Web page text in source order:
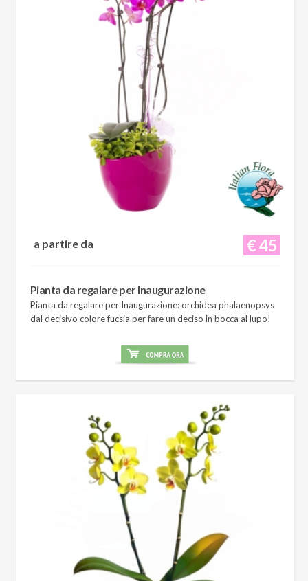
€ 45
a partire da
Pianta da regalare per Inaugurazione
Pianta da regalare per Inaugurazione: orchidea phalaenopsys
dal decisivo colore fucsia per fare un deciso in bocca al lupo!